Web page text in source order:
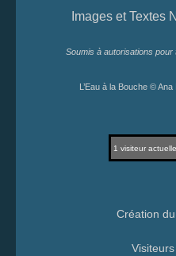
Images et Textes
Soumis à autorisations
L’Eau à la Bouche ©
1 visiteur
Création